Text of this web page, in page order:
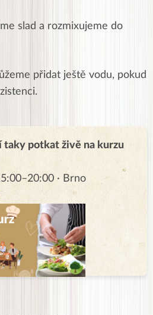
slad a rozmixujeme do
přidat ještě vodu, pokud
taky potkat živě na kurzu
· Brno